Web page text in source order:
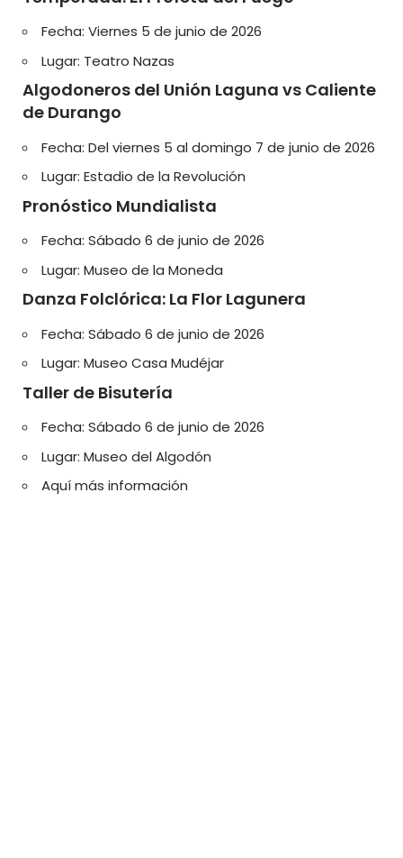
Fecha: Viernes 5 de junio de 2026
Lugar: Teatro Nazas
Algodoneros del Unión Laguna vs Caliente
de Durango
Fecha: Del viernes 5 al domingo 7 de junio de 2026
Lugar: Estadio de la Revolución
Pronóstico Mundialista
Fecha: Sábado 6 de junio de 2026
Lugar: Museo de la Moneda
Danza Folclórica: La Flor Lagunera
Fecha: Sábado 6 de junio de 2026
Lugar: Museo Casa Mudéjar
Taller de Bisutería
Fecha: Sábado 6 de junio de 2026
Lugar: Museo del Algodón
Aquí más información